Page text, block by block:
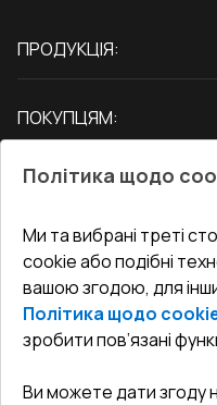
ПРОДУКЦІЯ:
Двері
ПОКУПЦЯМ:
Блог
Адреса гіпермаркета
Як правильно заміряти
СЕРВІС ТА
Доставка і Оплата
Гарантія та Сервіс
Повернення товару
Договір публічної
КОНТАКТИ
Офіс:Україна, м.
undefined(undefined)
Політика щодо
Ми та вибрані треті
cookie або подібні
вашою згодою, для
Політика щодо
зробити пов’язані
Ви можете дати згоду